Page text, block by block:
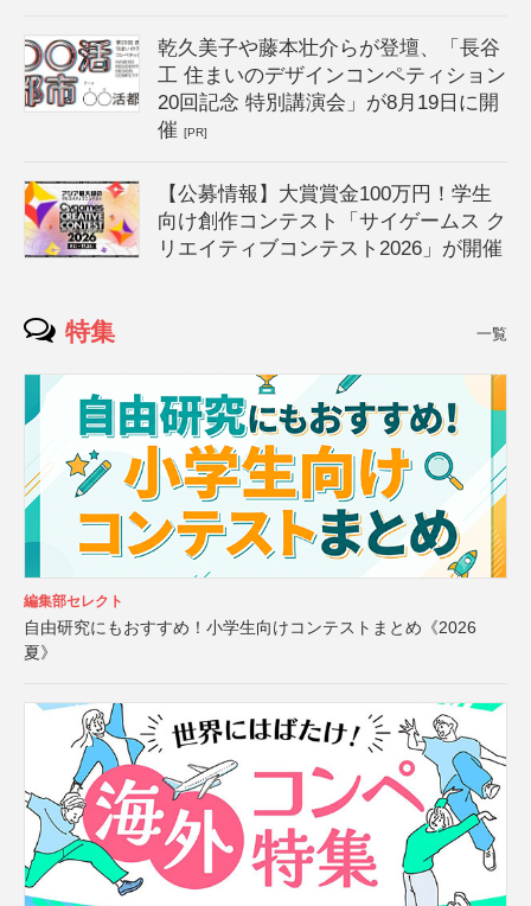
乾久美子や藤本壮介らが登壇、「長谷
工 住まいのデザインコンペティション
20回記念 特別講演会」が8月19日に開
催[PR]
【公募情報】大賞賞金100万円！学生
向け創作コンテスト「サイゲームス ク
リエイティブコンテスト2026」が開催
特集 一覧
編集部セレクト
自由研究にもおすすめ！小学生向けコンテストまとめ《2026
夏》